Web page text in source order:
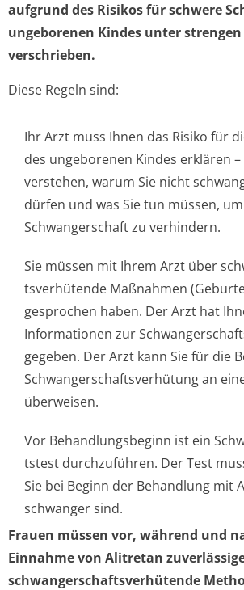
aufgrund des Risikos für schwere
ungeborenen Kindes unter strengen
verschrieben.
Diese Regeln sind:
Ihr Arzt muss Ihnen das Risiko für
des ungeborenen Kindes erklären –
verstehen, warum Sie nicht
dürfen und was Sie tun müssen,
Schwangerschaft zu verhindern.
Sie müssen mit Ihrem Arzt über
tsverhütende Maßnahmen
gesprochen haben. Der Arzt hat
Informationen zur
gegeben. Der Arzt kann Sie für die
Schwangerschaf­tsverhütung an
überweisen.
Vor Behandlungsbeginn ist ein
tstest durchzuführen. Der Test
Sie bei Beginn der Behandlung mit
schwanger sind.
Frauen müssen vor, während und
Einnahme von Alitretan
schwangerschaf­tsverhütende